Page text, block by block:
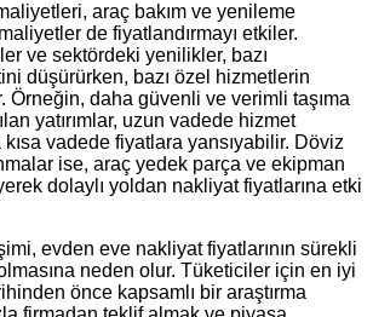
araç bakım ve yenileme
de fiyatlandırmayı etkiler.
ve sektördeki yenilikler, bazı
düşürürken, bazı özel hizmetlerin
Örneğin, daha güvenli ve verimli taşıma
yatırımlar, uzun vadede hizmet
kısa vadede fiyatlara yansıyabilir. Döviz
ise, araç yedek parça ve ekipman
dolaylı yoldan nakliyat fiyatlarına etki
evden eve nakliyat fiyatlarının sürekli
neden olur. Tüketiciler için en iyi
önce kapsamlı bir araştırma